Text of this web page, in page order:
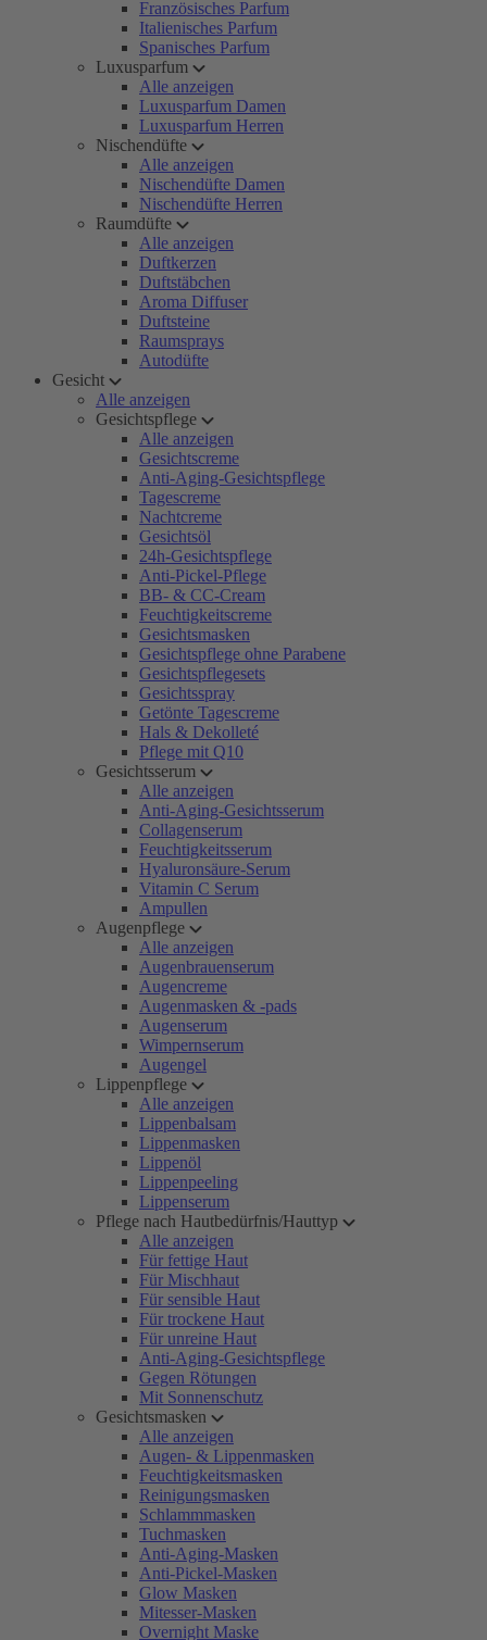
Französisches Parfum
Italienisches Parfum
Spanisches Parfum
Luxusparfum
Alle anzeigen
Luxusparfum Damen
Luxusparfum Herren
Nischendüfte
Alle anzeigen
Nischendüfte Damen
Nischendüfte Herren
Raumdüfte
Alle anzeigen
Duftkerzen
Duftstäbchen
Aroma Diffuser
Duftsteine
Raumsprays
Autodüfte
Gesicht
Alle anzeigen
Gesichtspflege
Alle anzeigen
Gesichtscreme
Anti-Aging-Gesichtspflege
Tagescreme
Nachtcreme
Gesichtsöl
24h-Gesichtspflege
Anti-Pickel-Pflege
BB- & CC-Cream
Feuchtigkeitscreme
Gesichtsmasken
Gesichtspflege ohne Parabene
Gesichtspflegesets
Gesichtsspray
Getönte Tagescreme
Hals & Dekolleté
Pflege mit Q10
Gesichtsserum
Alle anzeigen
Anti-Aging-Gesichtsserum
Collagenserum
Feuchtigkeitsserum
Hyaluronsäure-Serum
Vitamin C Serum
Ampullen
Augenpflege
Alle anzeigen
Augenbrauenserum
Augencreme
Augenmasken & -pads
Augenserum
Wimpernserum
Augengel
Lippenpflege
Alle anzeigen
Lippenbalsam
Lippenmasken
Lippenöl
Lippenpeeling
Lippenserum
Pflege nach Hautbedürfnis/Hauttyp
Alle anzeigen
Für fettige Haut
Für Mischhaut
Für sensible Haut
Für trockene Haut
Für unreine Haut
Anti-Aging-Gesichtspflege
Gegen Rötungen
Mit Sonnenschutz
Gesichtsmasken
Alle anzeigen
Augen- & Lippenmasken
Feuchtigkeitsmasken
Reinigungsmasken
Schlammmasken
Tuchmasken
Anti-Aging-Masken
Anti-Pickel-Masken
Glow Masken
Mitesser-Masken
Overnight Maske